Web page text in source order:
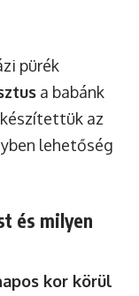
pürék
a babánk
az
lehetőség
és milyen
kor körül